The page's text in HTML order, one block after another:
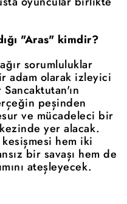
"Aras" kimdir?
sorumluluklar
adam olarak izleyici
Sancaktutan'ın
peşinden
ve mücadeleci bir
yer alacak.
kesişmesi hem iki
bir savaşı hem de
ateşleyecek.